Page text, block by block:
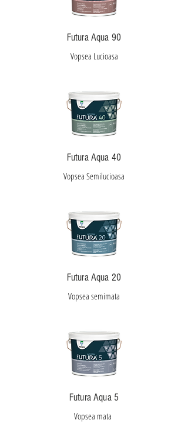
Futura Aqua 90
Vopsea Lucioasa
Futura Aqua 40
Vopsea Semilucioasa
Futura Aqua 20
Vopsea semimata
Futura Aqua 5
Vopsea mata